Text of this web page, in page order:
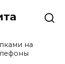
на